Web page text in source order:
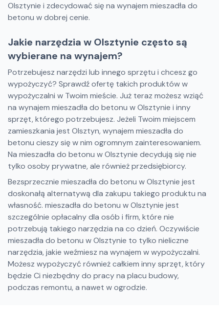
Olsztynie i zdecydować się na wynajem mieszadła do
betonu w dobrej cenie.
Jakie narzędzia w Olsztynie często są
wybierane na wynajem?
Potrzebujesz narzędzi lub innego sprzętu i chcesz go
wypożyczyć? Sprawdź ofertę takich produktów w
wypożyczalni w Twoim mieście. Już teraz możesz wziąć
na wynajem mieszadła do betonu w Olsztynie i inny
sprzęt, którego potrzebujesz. Jeżeli Twoim miejscem
zamieszkania jest Olsztyn, wynajem mieszadła do
betonu cieszy się w nim ogromnym zainteresowaniem.
Na mieszadła do betonu w Olsztynie decydują się nie
tylko osoby prywatne, ale również przedsiębiorcy.
Bezsprzecznie mieszadła do betonu w Olsztynie jest
doskonałą alternatywą dla zakupu takiego produktu na
własność. mieszadła do betonu w Olsztynie jest
szczególnie opłacalny dla osób i firm, które nie
potrzebują takiego narzędzia na co dzień. Oczywiście
mieszadła do betonu w Olsztynie to tylko nieliczne
narzędzia, jakie weźmiesz na wynajem w wypożyczalni.
Możesz wypożyczyć również całkiem inny sprzęt, który
będzie Ci niezbędny do pracy na placu budowy,
podczas remontu, a nawet w ogrodzie.